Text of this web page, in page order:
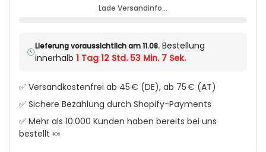
Lade Versandinfo…
Lieferung voraussichtlich am 11.08. Bestellung
innerhalb1 Tag 12 Std. 53 Min. 7 Sek.
✅ Versandkostenfrei ab 45 € (DE), ab 75 € (AT)
✅ Sichere Bezahlung durch Shopify-Payments
✅ Mehr als 10.000 Kunden haben bereits bei uns
bestellt 🍬